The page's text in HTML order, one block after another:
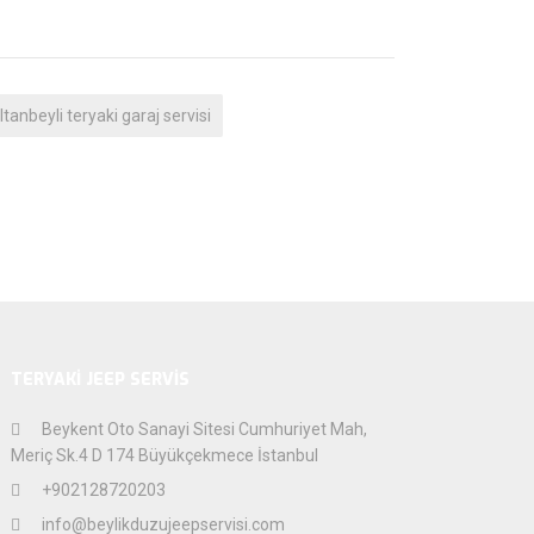
teryaki garaj servisi
Beykent Oto Sanayi Sitesi Cumhuriyet Mah,
Meriç Sk.4 D 174 Büyükçekmece İstanbul
+902128720203
info@beylikduzujeepservisi.com